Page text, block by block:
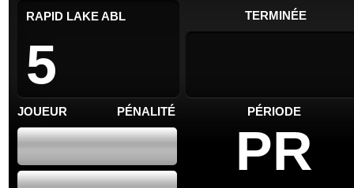
RAPID LAKE ABL
5
TERMINÉE
JOUEUR PÉNALITÉ PÉRIODE
PR